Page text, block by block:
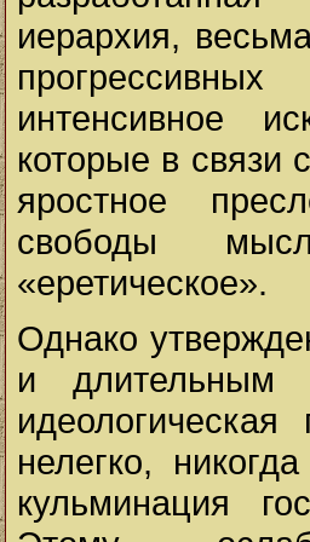
иерархия,
интенсивное
которые в связи
яростное
свободы
«еретическое».
Однако
и длительным
нелегко,
кульминация